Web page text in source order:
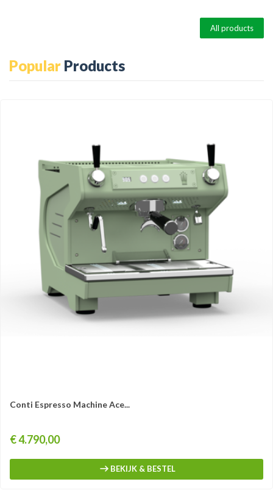
All products
Popular Products
Conti Espresso Machine Ace...
Prijs
€ 4.790,00
BEKIJK & BESTEL